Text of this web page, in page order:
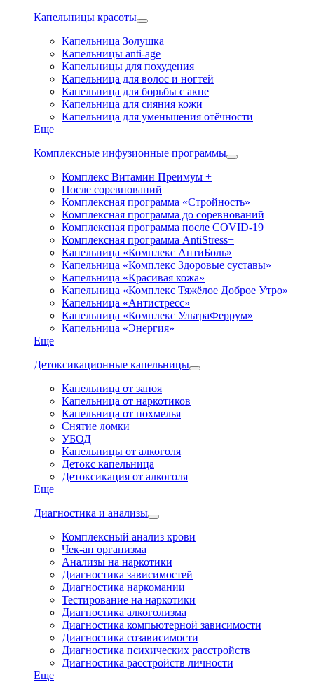
Капельницы красоты
Капельница Золушка
Капельницы anti-age
Капельницы для похудения
Капельница для волос и ногтей
Капельница для борьбы с акне
Капельница для сияния кожи
Капельница для уменьшения отёчности
Еще
Комплексные инфузионные программы
Комплекс Витамин Преимум +
После соревнований
Комплексная программа «Стройность»
Комплексная программа до соревнований
Комплексная программа после COVID-19
Комплексная программа AntiStress+
Капельница «Комплекс АнтиБоль»
Капельница «Комплекс Здоровые суставы»
Капельница «Красивая кожа»
Капельница «Комплекс Тяжёлое Доброе Утро»
Капельница «Антистресс»
Капельница «Комплекс УльтраФеррум»
Капельница «Энергия»
Еще
Детоксикационные капельницы
Капельница от запоя
Капельница от наркотиков
Капельница от похмелья
Снятие ломки
УБОД
Капельницы от алкоголя
Детокс капельница
Детоксикация от алкоголя
Еще
Диагностика и анализы
Комплексный анализ крови
Чек-ап организма
Анализы на наркотики
Диагностика зависимостей
Диагностика наркомании
Тестирование на наркотики
Диагностика алкоголизма
Диагностика компьютерной зависимости
Диагностика созависимости
Диагностика психических расстройств
Диагностика расстройств личности
Еще